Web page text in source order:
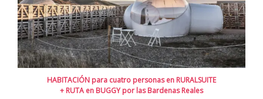
HABITACIÓN para cuatro personas en RURALSUITE
+ RUTA en BUGGY por las Bardenas Reales